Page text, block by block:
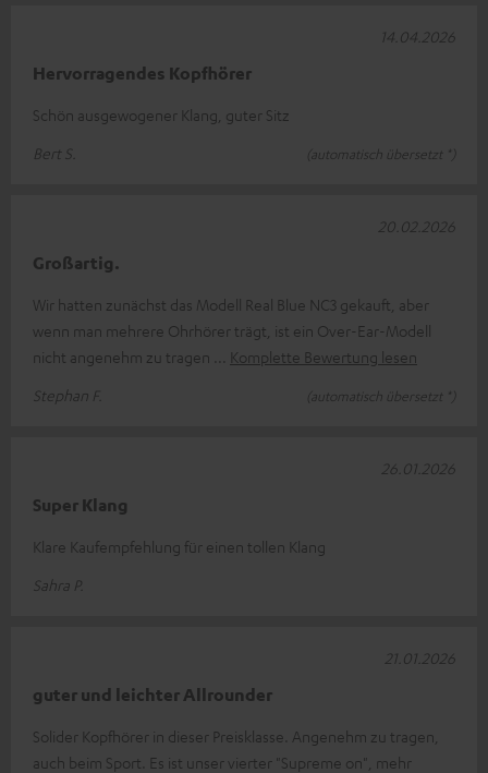
Hervorragendes Kopfhörer
Schön ausgewogener Klang, guter Sitz
Bert S.
(automatisch übersetzt *)
14.04.2026
Großartig.
Wir hatten zunächst das Modell Real Blue NC3 gekauft, aber
wenn man mehrere Ohrhörer trägt, ist ein Over-Ear-Modell
nicht angenehm zu tragen
Komplette Bewertung lesen
Stephan F.
(automatisch übersetzt *)
20.02.2026
Super Klang
Klare Kaufempfehlung für einen tollen Klang
Sahra P.
26.01.2026
guter und leichter Allrounder
Solider Kopfhörer in dieser Preisklasse. Angenehm zu tragen,
auch beim Sport. Es ist unser vierter "Supreme on", mehr
21.01.2026